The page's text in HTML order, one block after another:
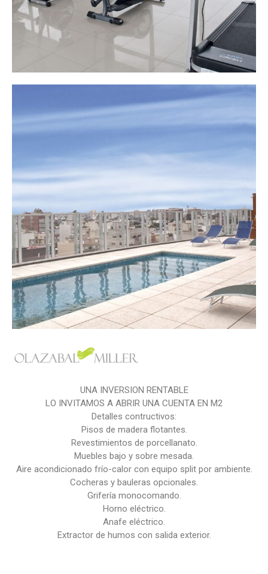
UNA INVERSION RENTABLE
LO INVITAMOS A ABRIR UNA CUENTA EN M2
Detalles contructivos:
Pisos de madera flotantes.
Revestimientos de porcellanato.
Muebles bajo y sobre mesada.
Aire acondicionado frío-calor con equipo split por ambiente.
Cocheras y bauleras opcionales.
Grifería monocomando.
Horno eléctrico.
Anafe eléctrico.
Extractor de humos con salida exterior.